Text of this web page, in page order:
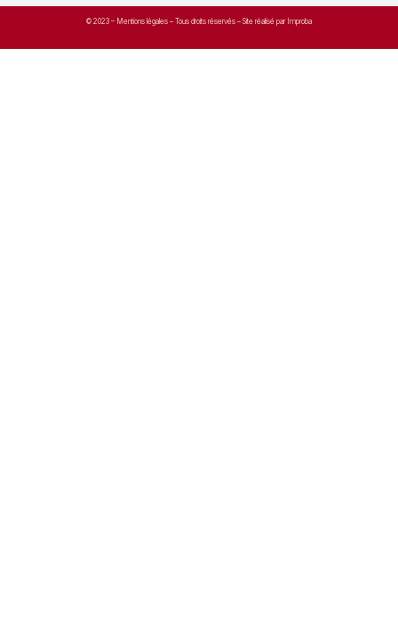
© 2023 – Mentions légales – Tous droits réservés – Site réalisé par Improba